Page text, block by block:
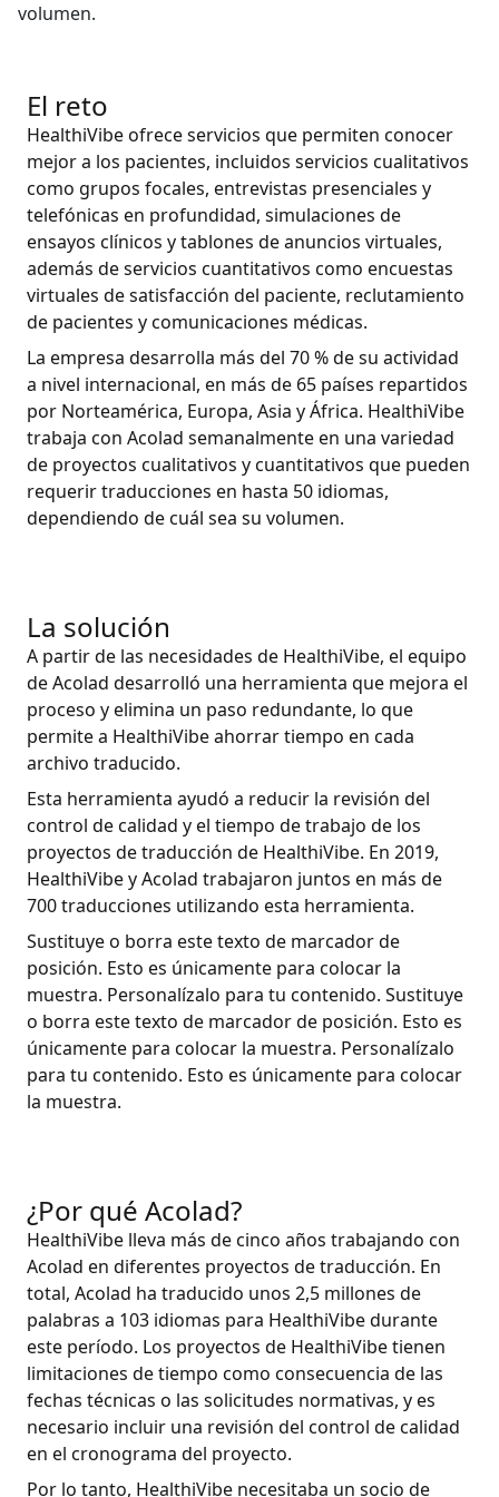
Finanzas
Jurídico
Instituciones Públicas
Defensa y Seguridad
Todas las industrias
volumen.
El reto
HealthiVibe ofrece servicios que permiten conocer
mejor a los pacientes, incluidos servicios cualitativos
como grupos focales, entrevistas presenciales y
telefónicas en profundidad, simulaciones de
ensayos clínicos y tablones de anuncios virtuales,
además de servicios cuantitativos como encuestas
virtuales de satisfacción del paciente, reclutamiento
de pacientes y comunicaciones médicas.
La empresa desarrolla más del 70 % de su actividad
a nivel internacional, en más de 65 países repartidos
por Norteamérica, Europa, Asia y África. HealthiVibe
trabaja con Acolad semanalmente en una variedad
de proyectos cualitativos y cuantitativos que pueden
requerir traducciones en hasta 50 idiomas,
dependiendo de cuál sea su volumen.
La solución
A partir de las necesidades de HealthiVibe, el equipo
de Acolad desarrolló una herramienta que mejora el
proceso y elimina un paso redundante, lo que
permite a HealthiVibe ahorrar tiempo en cada
archivo traducido.
Esta herramienta ayudó a reducir la revisión del
control de calidad y el tiempo de trabajo de los
proyectos de traducción de HealthiVibe. En 2019,
HealthiVibe y Acolad trabajaron juntos en más de
700 traducciones utilizando esta herramienta.
Sustituye o borra este texto de marcador de
posición. Esto es únicamente para colocar la
muestra. Personalízalo para tu contenido. Sustituye
o borra este texto de marcador de posición. Esto es
únicamente para colocar la muestra. Personalízalo
para tu contenido. Esto es únicamente para colocar
la muestra.
¿Por qué Acolad?
HealthiVibe lleva más de cinco años trabajando con
Acolad en diferentes proyectos de traducción. En
total, Acolad ha traducido unos 2,5 millones de
palabras a 103 idiomas para HealthiVibe durante
este período. Los proyectos de HealthiVibe tienen
limitaciones de tiempo como consecuencia de las
fechas técnicas o las solicitudes normativas, y es
necesario incluir una revisión del control de calidad
en el cronograma del proyecto.
Por lo tanto, HealthiVibe necesitaba un socio de